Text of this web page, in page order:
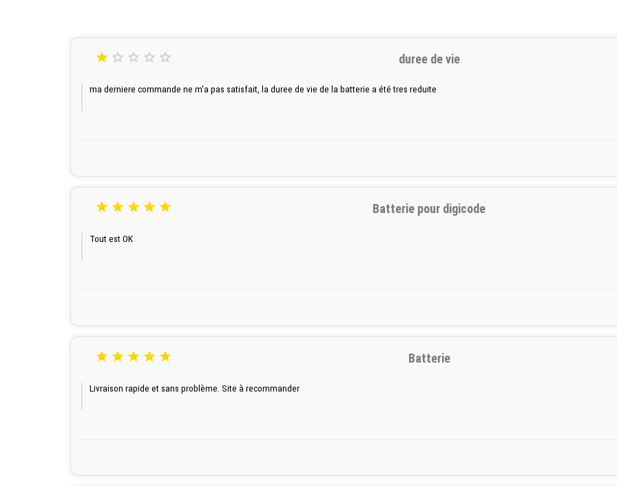
     duree de vie
ma derniere commande ne m'a pas satisfait, la duree de vie de la batterie a été tres reduite
     Batterie pour digicode
Tout est OK
     Batterie
Livraison rapide et sans problème. Site à recommander